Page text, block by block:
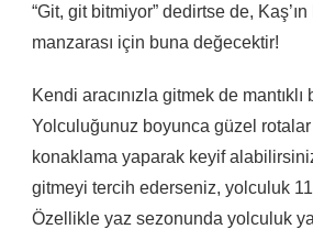
“Git, git bitmiyor” dedirtse de,
manzarası için buna değecektir!
Kendi aracınızla gitmek de mantıklı
Yolculuğunuz boyunca güzel
konaklama yaparak keyif
gitmeyi tercih ederseniz, yolculuk
Özellikle yaz sezonunda yolculuk